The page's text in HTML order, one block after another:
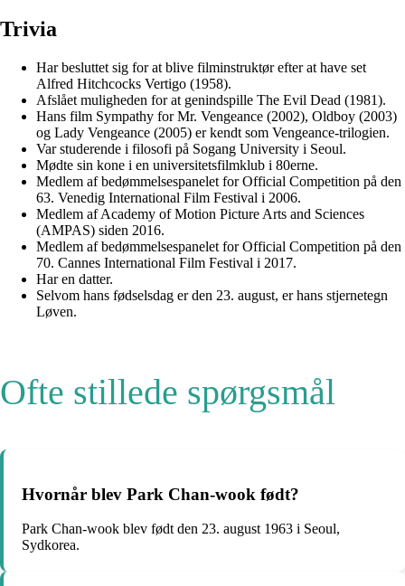
Trivia
Har besluttet sig for at blive filminstruktør efter at have set
Alfred Hitchcocks Vertigo (1958).
Afslået muligheden for at genindspille The Evil Dead (1981).
Hans film Sympathy for Mr. Vengeance (2002), Oldboy (2003)
og Lady Vengeance (2005) er kendt som Vengeance-trilogien.
Var studerende i filosofi på Sogang University i Seoul.
Mødte sin kone i en universitetsfilmklub i 80erne.
Medlem af bedømmelsespanelet for Official Competition på den
63. Venedig International Film Festival i 2006.
Medlem af Academy of Motion Picture Arts and Sciences
(AMPAS) siden 2016.
Medlem af bedømmelsespanelet for Official Competition på den
70. Cannes International Film Festival i 2017.
Har en datter.
Selvom hans fødselsdag er den 23. august, er hans stjernetegn
Løven.
Ofte stillede spørgsmål
Hvornår blev Park Chan-wook født?
Park Chan-wook blev født den 23. august 1963 i Seoul,
Sydkorea.